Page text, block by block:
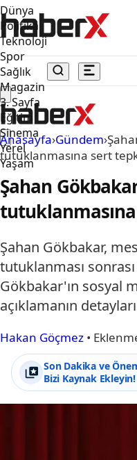
Dünya
Politika
Teknoloji
Spor
Sağlık
Magazin
3. Sayfa
Eğitim
Sinema
Yerel
Yaşam
Anasayfa›Gündem›
tutuklanmasına sert
Şahan
Şahan Gökbakar,
tutuklanması
Gökbakar'ın sosyal
açıklamanın
Hakan Göçmez •
Son Dakika ve
Bizi Kaynak Ekleyin!